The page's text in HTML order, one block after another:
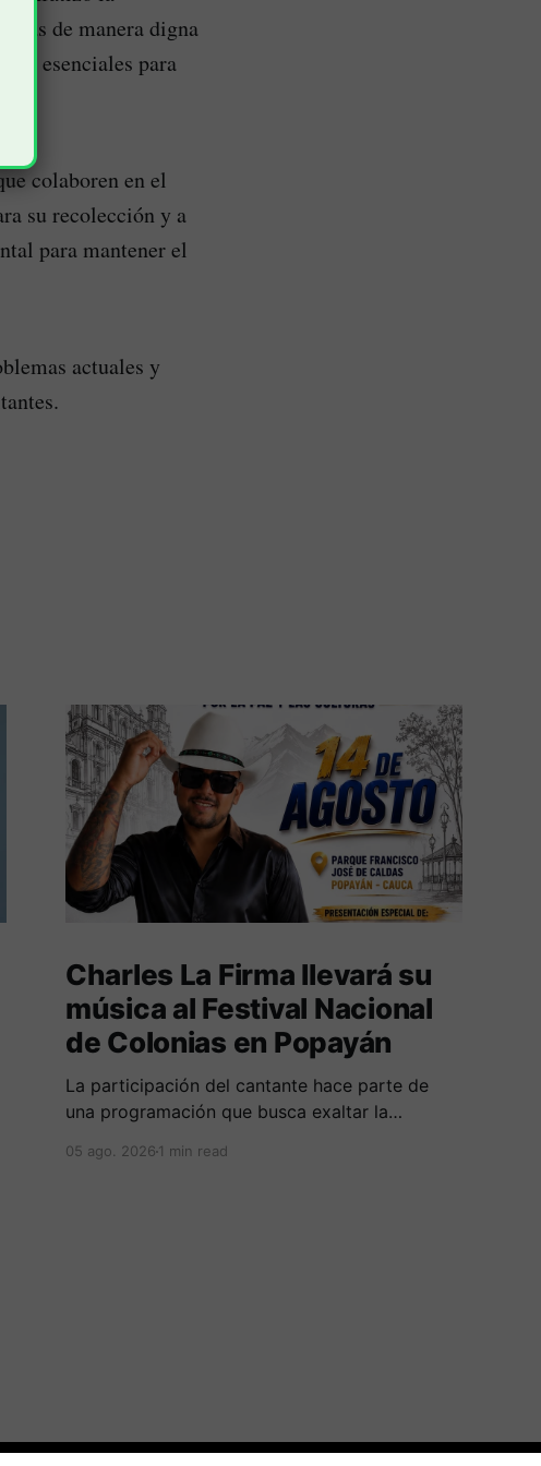
de manera digna
esenciales para
colaboren en el
su recolección y a
para mantener el
actuales y
Charles La Firma llevará su
música al Festival Nacional
de Colonias en Popayán
La participación del cantante hace parte de
una programación que busca exaltar la
expresiones artísticas de distintas regiones del
05 ago. 20261 min read